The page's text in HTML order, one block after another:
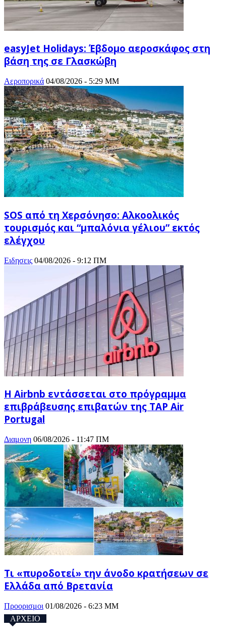
easyJet Holidays: Έβδομο αεροσκάφος στη
βάση της σε Γλασκώβη
Αεροπορικά 04/08/2026 - 5:29 ΜΜ
SOS από τη Χερσόνησο: Αλκοολικός
τουρισμός και “μπαλόνια γέλιου” εκτός
ελέγχου
Ειδησεις 04/08/2026 - 9:12 ΠΜ
Η Airbnb εντάσσεται στο πρόγραμμα
επιβράβευσης επιβατών της TAP Air
Portugal
Διαμονη 06/08/2026 - 11:47 ΠΜ
Τι «πυροδοτεί» την άνοδο κρατήσεων σε
Ελλάδα από Βρετανία
Προορισμοι 01/08/2026 - 6:23 ΜΜ
ΑΡΧΕΙΟ